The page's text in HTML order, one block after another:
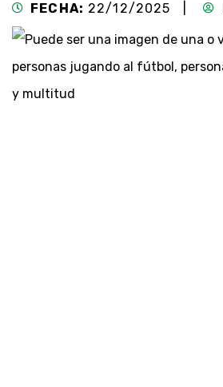
FECHA: 22/12/2025 |